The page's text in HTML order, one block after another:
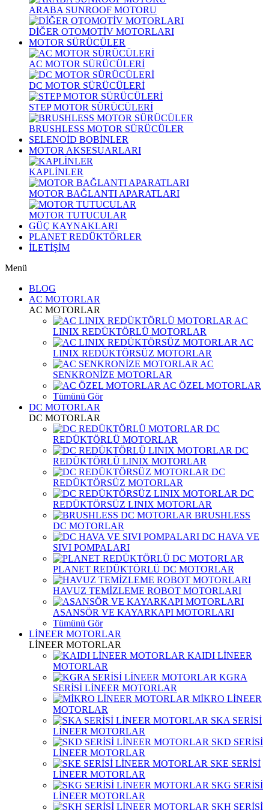
ARABA SUNROOF MOTORU
DİĞER OTOMOTİV MOTORLARI
MOTOR SÜRÜCÜLER
AC MOTOR SÜRÜCÜLERİ
DC MOTOR SÜRÜCÜLERİ
STEP MOTOR SÜRÜCÜLERİ
BRUSHLESS MOTOR SÜRÜCÜLER
SELENOİD BOBİNLER
MOTOR AKSESUARLARI
KAPLİNLER
MOTOR BAĞLANTI APARATLARI
MOTOR TUTUCULAR
GÜÇ KAYNAKLARI
PLANET REDÜKTÖRLER
İLETİŞİM
Menü
BLOG
AC MOTORLAR
AC MOTORLAR
AC
LINIX REDÜKTÖRLÜ MOTORLAR
AC
LINIX REDÜKTÖRSÜZ MOTORLAR
AC
SENKRONİZE MOTORLAR
AC ÖZEL MOTORLAR
Tümünü Gör
DC MOTORLAR
DC MOTORLAR
DC
REDÜKTÖRLÜ MOTORLAR
DC
REDÜKTÖRLÜ LINIX MOTORLAR
DC
REDÜKTÖRSÜZ MOTORLAR
DC
REDÜKTÖRSÜZ LINIX MOTORLAR
BRUSHLESS
DC MOTORLAR
DC HAVA VE
SIVI POMPALARI
PLANET REDÜKTÖRLÜ DC MOTORLAR
HAVUZ TEMİZLEME ROBOT MOTORLARI
ASANSÖR VE KAYARKAPI MOTORLARI
Tümünü Gör
LİNEER MOTORLAR
LİNEER MOTORLAR
KAIDI LİNEER
MOTORLAR
KGRA
SERİSİ LİNEER MOTORLAR
MİKRO LİNEER
MOTORLAR
SKA SERİSİ
LİNEER MOTORLAR
SKD SERİSİ
LİNEER MOTORLAR
SKE SERİSİ
LİNEER MOTORLAR
SKG SERİSİ
LİNEER MOTORLAR
SKH SERİSİ